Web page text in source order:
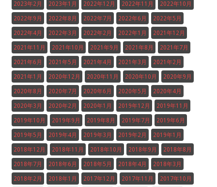
2023年2月 2023年1月 2022年12月 2022年11月 2022年10月
2022年9月 2022年8月 2022年7月 2022年6月 2022年5月
2022年4月 2022年3月 2022年2月 2022年1月 2021年12月
2021年11月 2021年10月 2021年9月 2021年8月 2021年7月
2021年6月 2021年5月 2021年4月 2021年3月 2021年2月
2021年1月 2020年12月 2020年11月 2020年10月 2020年9月
2020年8月 2020年7月 2020年6月 2020年5月 2020年4月
2020年3月 2020年2月 2020年1月 2019年12月 2019年11月
2019年10月 2019年9月 2019年8月 2019年7月 2019年6月
2019年5月 2019年4月 2019年3月 2019年2月 2019年1月
2018年12月 2018年11月 2018年10月 2018年9月 2018年8月
2018年7月 2018年6月 2018年5月 2018年4月 2018年3月
2018年2月 2018年1月 2017年12月 2017年11月 2017年10月